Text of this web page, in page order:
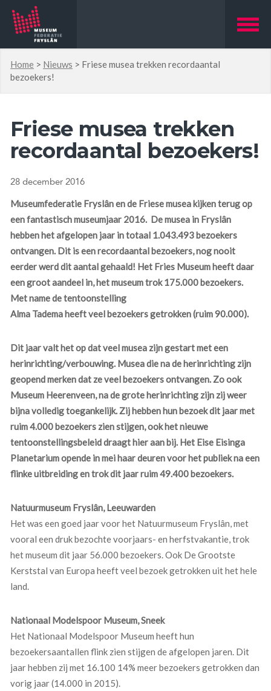
Home > Nieuws > Friese musea trekken recordaantal
bezoekers!
Friese musea trekken
recordaantal bezoekers!
28 december 2016
Museumfederatie Fryslân en de Friese musea kijken terug op
een fantastisch museumjaar 2016. De musea in Fryslân
hebben het afgelopen jaar in totaal 1.043.493 bezoekers
ontvangen. Dit is een recordaantal bezoekers, nog nooit
eerder werd dit aantal gehaald! Het Fries Museum heeft daar
een groot aandeel in, het museum trok 175.000 bezoekers.
Met name de tentoonstelling
Alma Tadema heeft veel bezoekers getrokken (ruim 90.000).
Dit jaar valt het op dat veel musea zijn gestart met een
herinrichting/verbouwing. Musea die na de herinrichting zijn
geopend merken dat ze veel bezoekers ontvangen. Zo ook
Museum Heerenveen, na de grote herinrichting zijn zij weer
bijna volledig toegankelijk. Zij hebben hun bezoek dit jaar met
ruim 4.000 bezoekers zien stijgen, ook het nieuwe
tentoonstellingsbeleid draagt hier aan bij. Het Eise Eisinga
Planetarium opende in mei haar deuren voor het publiek na een
flinke uitbreiding en trok dit jaar ruim 49.400 bezoekers.
Natuurmuseum Fryslân, Leeuwarden
Het was een goed jaar voor het Natuurmuseum Fryslân, met
vooral een druk bezochte voorjaars- en herfstvakantie, trok
het museum dit jaar 56.000 bezoekers. Ook De Grootste
Kerststal van Europa heeft veel bezoek getrokken uit het hele
land.
Nationaal Modelspoor Museum, Sneek
Het Nationaal Modelspoor Museum heeft hun
bezoekersaantallen flink zien stijgen de afgelopen jaren. Dit
jaar hebben zij met 16.100 14% meer bezoekers getrokken dan
vorig jaar (14.000 in 2015).